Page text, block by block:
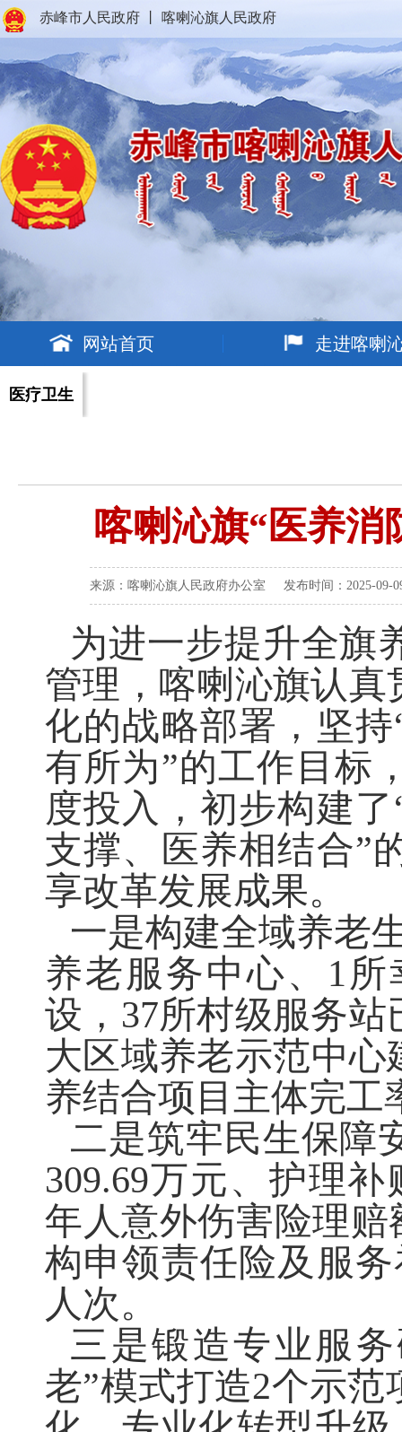
赤峰市人民政府 喀喇沁旗人民政府
网站首页 走进喀喇
医疗卫生
喀喇沁旗“医养消
来源：喀喇沁旗人民政府办公室 发布时间：2025-
为进一步提升全旗
管理， 喀喇沁旗认真
化的战略部署，坚持
有所为”的工作目标
度投入，初步构建了
支撑、医养相结合”
享改革发展成果。
一是构建全域养老
养老服务中心、 1 所
设， 37所村级服务
大区域养老示范中
养结合项目主体完工
二是筑牢民生保障
309.69万元、护理补
年人意外伤害险理赔
构申领责任险及服
人次。
三是锻造专业服
老”模式打造2个示范